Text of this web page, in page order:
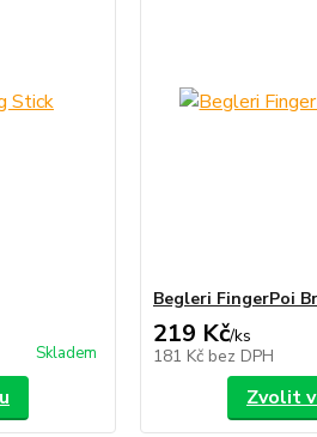
Skladem
Begleri FingerPoi
219 Kč/ks
181 Kč bez DPH
Zvolit